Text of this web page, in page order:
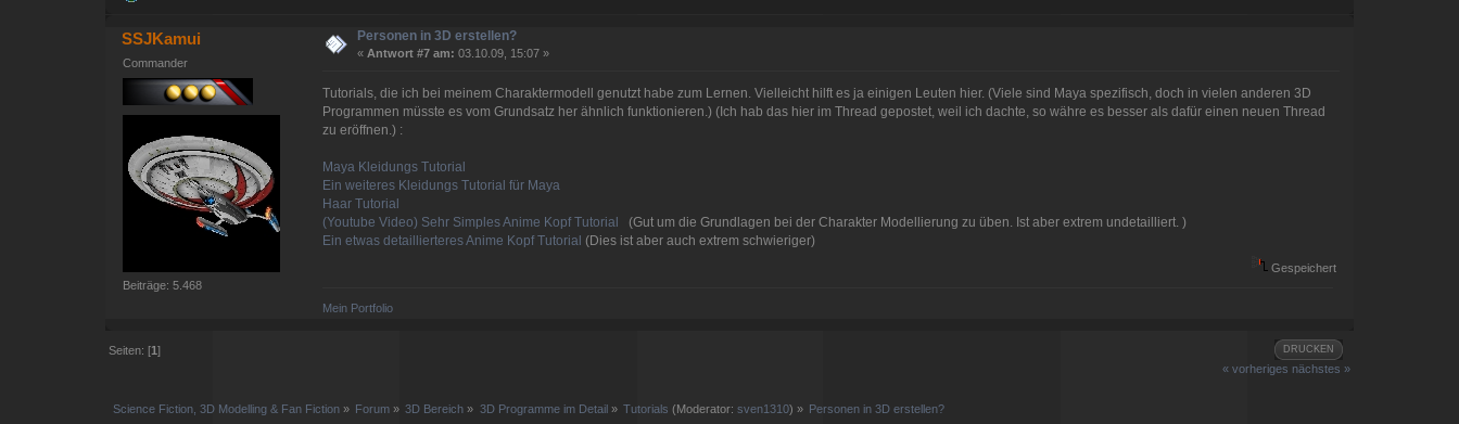
SSJKamui
Commander
Beiträge: 5.468
Personen in 3D erstellen?
«Antwort #7 am: 03.10.09, 15:07 »
Tutorials, die ich bei meinem Charaktermodell genutzt habe zum Lernen. Vielleicht hilft es ja einigen Leuten hier. (Viele sind Maya spezifisch, doch in vielen anderen 3D
Programmen müsste es vom Grundsatz her ähnlich funktionieren.) (Ich hab das hier im Thread gepostet, weil ich dachte, so währe es besser als dafür einen neuen Thread
zu eröffnen.) :
Maya Kleidungs Tutorial
Ein weiteres Kleidungs Tutorial für Maya
Haar Tutorial
(Youtube Video) Sehr Simples Anime Kopf Tutorial
(Gut um die Grundlagen bei der Charakter Modellierung zu üben. Ist aber extrem undetailliert. )
Ein etwas detaillierteres Anime Kopf Tutorial (Dies ist aber auch extrem schwieriger)
Gespeichert
Mein Portfolio
DRUCKEN
Seiten: [1]
« vorheriges nächstes »
Science Fiction, 3D Modelling & Fan Fiction» Forum » 3D Bereich » 3D Programme im Detail» Tutorials (Moderator: sven1310) » Personen in 3D erstellen?